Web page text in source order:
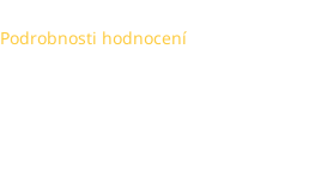
Podrobnosti hodnocení